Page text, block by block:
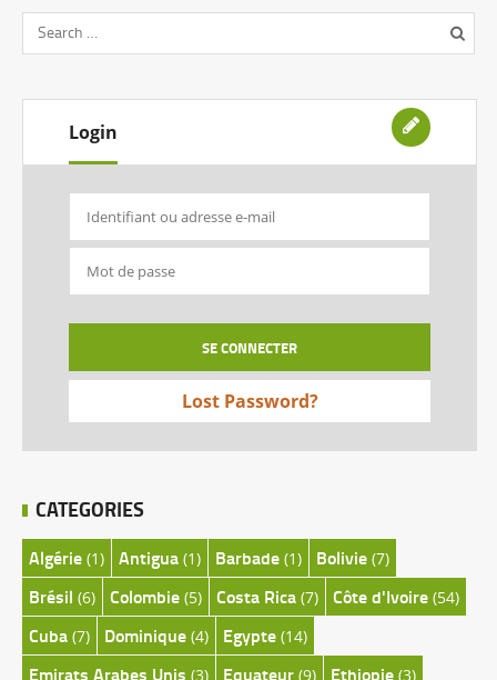
Login
Lost Password?
CATEGORIES
Algérie (1) Antigua (1) Barbade (1) Bolivie (7)
Brésil (6) Colombie (5) Costa Rica (7) Côte d'Ivoire (54)
Cuba (7) Dominique (4) Egypte (14)
Emirats Arabes Unis (3) Equateur (9) Ethiopie (3)